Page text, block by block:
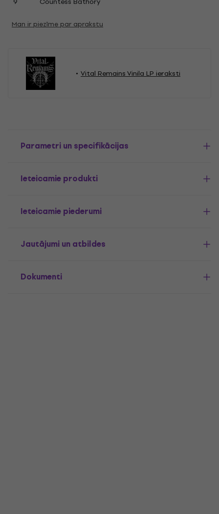
Man ir piezīme par aprakstu
Vital Remains Vinila LP ieraksti
Parametri un specifikācijas
Ieteicamie produkti
Ieteicamie piederumi
Jautājumi un atbildes
Dokumenti